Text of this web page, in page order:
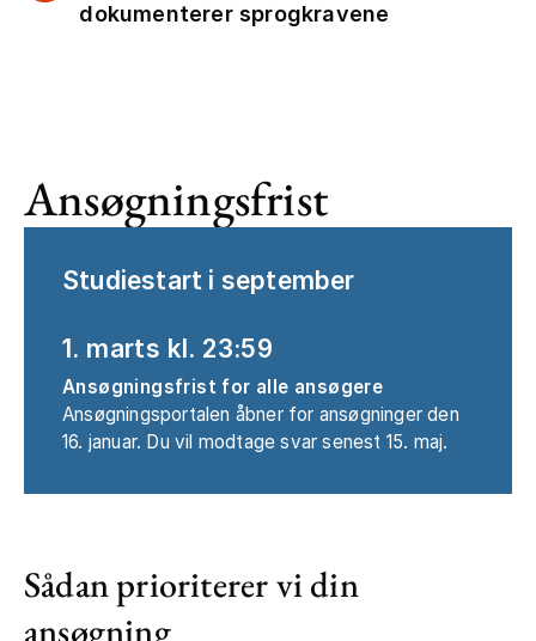
dokumenterer sprogkravene
Ansøgningsfrist
Studiestart i september
1. marts kl. 23:59
Ansøgningsfrist for alle ansøgere
Ansøgningsportalen åbner for ansøgninger den
16. januar. Du vil modtage svar senest 15. maj.
Sådan prioriterer vi din
ansøgning